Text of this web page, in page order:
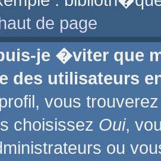
de page
je �viter que
des utilisateurs
vous
choisissez Oui,
ou